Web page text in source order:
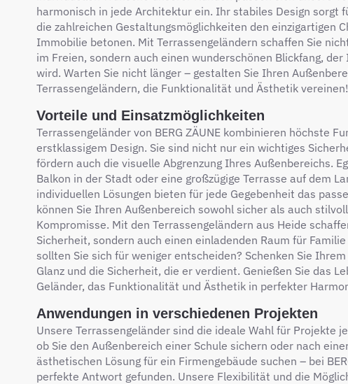
harmonisch in jede Architektur ein. Ihr stabiles Design sorgt
die zahlreichen Gestaltungsmöglichkeiten den einzigartigen
Immobilie betonen. Mit Terrassengeländern schaffen Sie
im Freien, sondern auch einen wunderschönen Blickfang,
wird. Warten Sie nicht länger – gestalten Sie Ihren
Terrassengeländern, die Funktionalität und Ästhetik vereinen!
Vorteile und Einsatzmöglichkeiten
Terrassengeländer von BERG ZÄUNE kombinieren höchste
erstklassigem Design. Sie sind nicht nur ein wichtiges
fördern auch die visuelle Abgrenzung Ihres Außenbereichs.
Balkon in der Stadt oder eine großzügige Terrasse auf dem
individuellen Lösungen bieten für jede Gegebenheit das
können Sie Ihren Außenbereich sowohl sicher als auch
Kompromisse. Mit den Terrassengeländern aus Heide
Sicherheit, sondern auch einen einladenden Raum für
sollten Sie sich für weniger entscheiden? Schenken Sie
Glanz und die Sicherheit, die er verdient. Genießen Sie das
Geländer, das Funktionalität und Ästhetik in perfekter
Anwendungen in verschiedenen Projekten
Unsere Terrassengeländer sind die ideale Wahl für Projekte
ob Sie den Außenbereich einer Schule sichern oder nach
ästhetischen Lösung für ein Firmengebäude suchen – bei
perfekte Antwort gefunden. Unsere Flexibilität und die